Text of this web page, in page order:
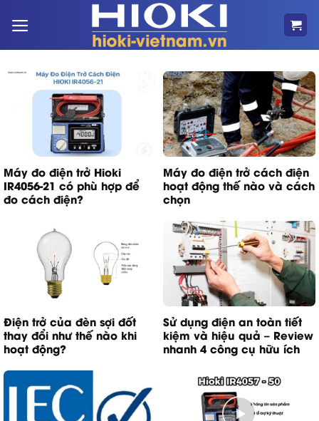
qua
Máy đo điện trở Hioki
IR4056-21 có phù hợp để
đo cách điện?
Máy đo điện trở cách điện
hoạt động thế nào và cách
chọn
Điện trở của đèn sợi đốt
thay đổi như thế nào khi
hoạt động?
Sử dụng điện an toàn tiết
kiệm và hiệu quả – Review
nhanh 4 công cụ hữu ích